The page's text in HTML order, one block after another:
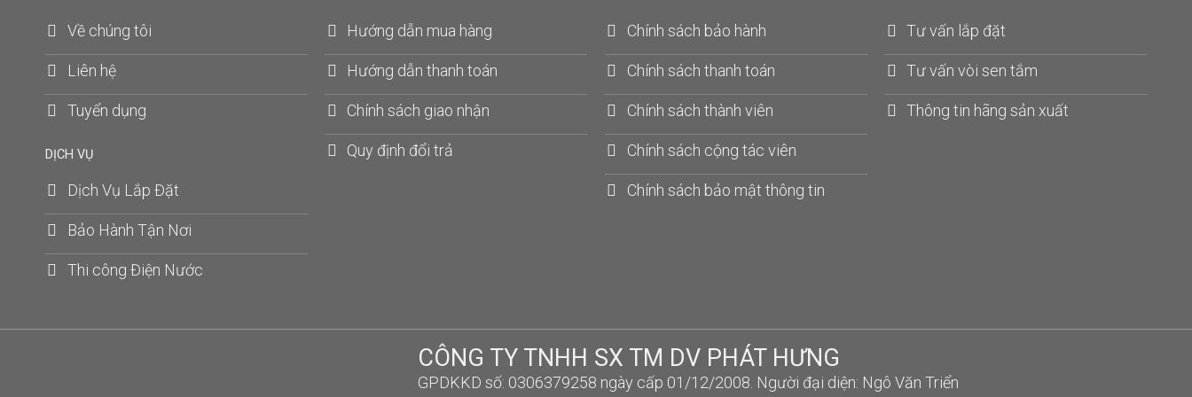
Về chúng tôi
Liên hệ
Tuyển dụng
DỊCH VỤ
Dịch Vụ Lắp Đặt
Bảo Hành Tận Nơi
Thi công Điện Nước
Hướng dẫn mua hàng
Hướng dẫn thanh toán
Chính sách giao nhận
Quy định đổi trả
Chính sách bảo hành
Chính sách thanh toán
Chính sách thành viên
Chính sách cộng tác viên
Chính sách bảo mật thông tin
Tư vấn lắp đặt
Tư vấn vòi sen tắm
Thông tin hãng sản xuất
CÔNG TY TNHH SX TM DV PHÁT HƯNG
GPDKKD số: 0306379258 ngày cấp 01/12/2008. Người đại diện: Ngô Văn Triển